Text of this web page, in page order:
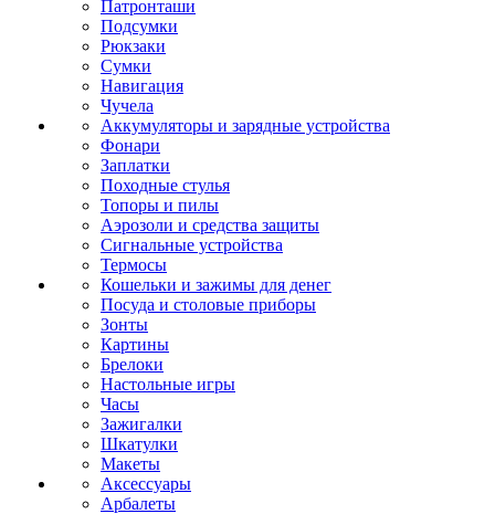
Патронташи
Подсумки
Рюкзаки
Сумки
Навигация
Чучела
Аккумуляторы и зарядные устройства
Фонари
Заплатки
Походные стулья
Топоры и пилы
Аэрозоли и средства защиты
Сигнальные устройства
Термосы
Кошельки и зажимы для денег
Посуда и столовые приборы
Зонты
Картины
Брелоки
Настольные игры
Часы
Зажигалки
Шкатулки
Макеты
Аксессуары
Арбалеты